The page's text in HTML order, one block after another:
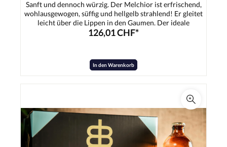
Sanft und dennoch würzig. Der Melchior ist erfrischend,
wohlausgewogen, süffig und hellgelb strahlend! Er gleitet
leicht über die Lippen in den Gaumen. Der ideale
Durstlöscher für jedermann - Ob nach dem Sport, nach der
126,01 CHF*
In den Warenkorb